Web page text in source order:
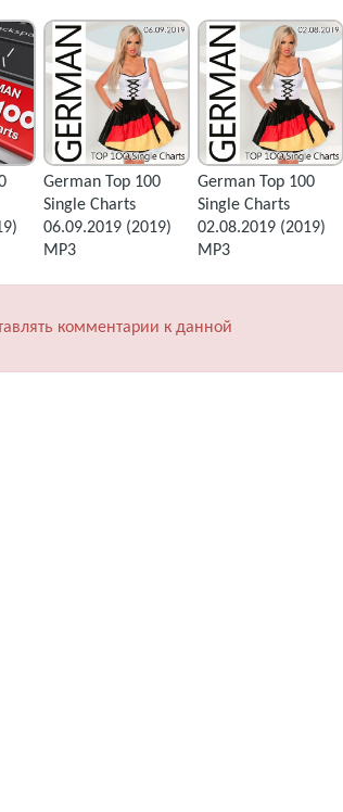
German Top 100
Single Charts
06.09.2019 (2019)
MP3
German Top 100
Single Charts
02.08.2019 (2019)
MP3
комментарии к данной